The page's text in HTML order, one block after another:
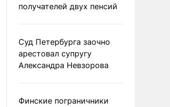
получателей двух пенсий
Суд Петербурга заочно
арестовал супругу
Александра Невзорова
Финские пограничники